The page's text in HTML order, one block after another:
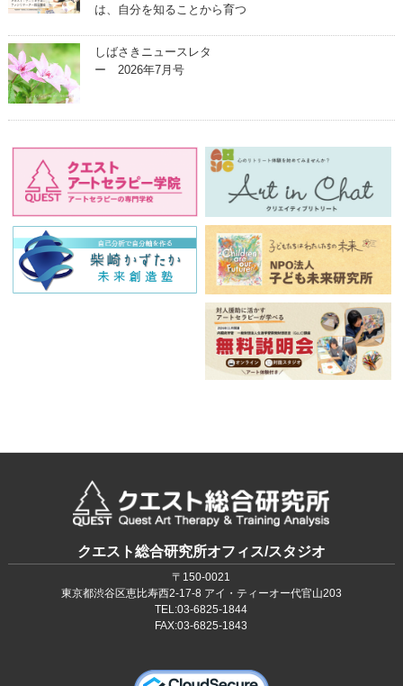
は、自分を知ることから育つ
しばさきニュースレタ
ー 2026年7月号
クエスト総合研究所オフィス/スタジオ
〒150‐0021
東京都渋谷区恵比寿西2-17-8 アイ・ティーオー代官山203
TEL:03-6825-1844
FAX:03-6825-1843